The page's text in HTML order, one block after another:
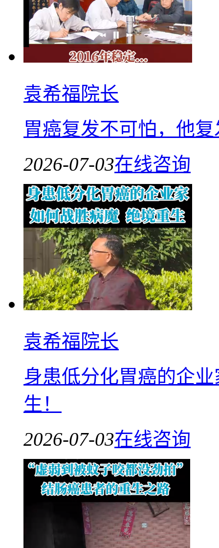
袁希福院长
胃癌复发不可怕，他
2026-07-03在线咨询
袁希福院长
身患低分化胃癌的企
生！
2026-07-03在线咨询